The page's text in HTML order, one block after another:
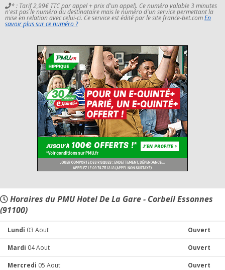
* : Tarif 2,99€ TTC par appel + prix d'un appel). Ce numéro valable 3 minutes
n'est pas le numéro du destinataire mais le numéro d'un service permettant la
mise en relation avec celui-ci. Ce service est édité par le site france-bet.comEn
savoir plus sur ce numéro ?
Horaires du PMU Hotel De La Gare - Corbeil Essonnes
(91100)
Lundi 03 Aout Ouvert
Mardi 04 Aout Ouvert
Mercredi 05 Aout Ouvert